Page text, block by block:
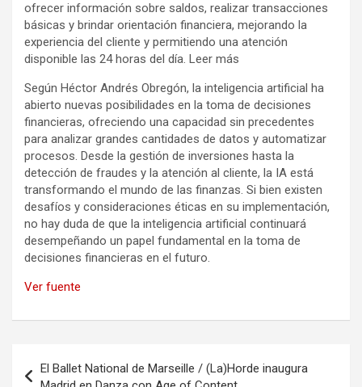
ofrecer información sobre saldos, realizar transacciones
básicas y brindar orientación financiera, mejorando la
experiencia del cliente y permitiendo una atención
disponible las 24 horas del día. Leer más
Según Héctor Andrés Obregón, la inteligencia artificial ha
abierto nuevas posibilidades en la toma de decisiones
financieras, ofreciendo una capacidad sin precedentes
para analizar grandes cantidades de datos y automatizar
procesos. Desde la gestión de inversiones hasta la
detección de fraudes y la atención al cliente, la IA está
transformando el mundo de las finanzas. Si bien existen
desafíos y consideraciones éticas en su implementación,
no hay duda de que la inteligencia artificial continuará
desempeñando un papel fundamental en la toma de
decisiones financieras en el futuro.
Ver fuente
de
El Ballet National de Marseille / (La)Horde inaugura